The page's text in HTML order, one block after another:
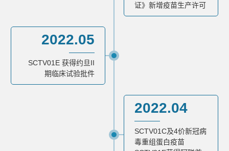
证》新增疫苗生产许可
2022.05
SCTV01E 获得约旦II
期临床试验批件
2022.04
SCTV01C及4价新冠病
毒重组蛋白疫苗